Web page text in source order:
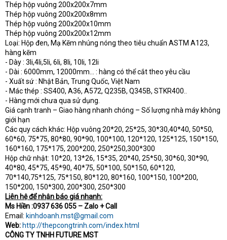
Thép hộp vuông 200x200x7mm
Thép hộp vuông 200x200x8mm
Thép hộp vuông 200x200x10mm
Thép hộp vuông 200x200x12mm
Loại: Hộp đen, Mạ Kẽm nhúng nóng theo tiêu chuẩn ASTM A123,
hàng kẽm
- Dày : 3li,4li,5li, 6li, 8li, 10li, 12li
- Dài : 6000mm, 12000mm... : hàng có thể cắt theo yêu cầu
- Xuất sứ : Nhật Bản, Trung Quốc, Việt Nam
- Mác thép : SS400, A36, A572, Q235B, Q345B, STKR400..
- Hàng mới chưa qua sử dụng.
Giá cạnh tranh – Giao hàng nhanh chóng – Số lượng nhà máy không
giới hạn
Các quy cách khác: Hộp vuông 20*20, 25*25, 30*30,40*40, 50*50,
60*60, 75*75, 80*80, 90*90, 100*100, 120*120, 125*125, 150*150,
160*160, 175*175, 200*200, 250*250,300*300
Hộp chữ nhật: 10*20, 13*26, 15*35, 20*40, 25*50, 30*60, 30*90,
40*80, 45*75, 45*90, 40*75, 50*100, 50*150, 60*120,
70*140,75*125, 75*150, 80*120, 80*160, 100*150, 100*200,
150*200, 150*300, 200*300, 250*300
Liên hệ để nhận báo giá nhanh:
Ms Hiền :0937 636 055 – Zalo + Call
Email: kinhdoanh.mst@gmail.com
Web: http://thepcongtrinh.com/index.html
CÔNG TY TNHH FUTURE MST